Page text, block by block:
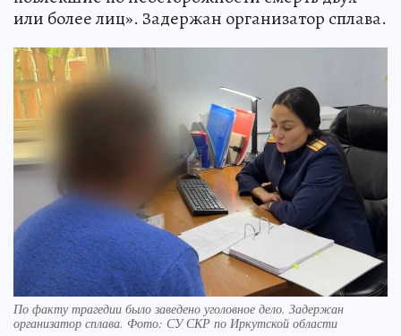
или более лиц». Задержан организатор сплава.
По факту трагедии было заведено уголовное дело. Задержан
организатор сплава. Фото: СУ СКР по Иркутской области